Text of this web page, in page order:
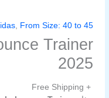
, From Size: 40 to 45
Trainer
2025
+ Free Shipping